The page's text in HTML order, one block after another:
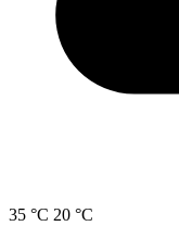
35 °C 20 °C